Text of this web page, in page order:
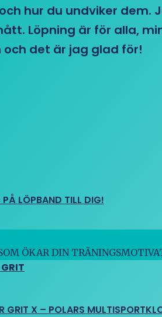
hur du undviker
Löpning är för alla,
det är jag glad för!
PÅ LÖPBAND TILL DIG!
ÖKAR DIN
GRIT X – POLARS